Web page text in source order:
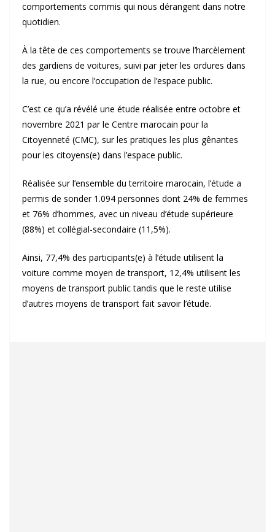
comportements commis qui nous dérangent dans notre
quotidien.
À la tête de ces comportements se trouve l’harcèlement
des gardiens de voitures, suivi par jeter les ordures dans
la rue, ou encore l’occupation de l’espace public.
C’est ce qu’a révélé une étude réalisée entre octobre et
novembre 2021 par le Centre marocain pour la
Citoyenneté (CMC), sur les pratiques les plus gênantes
pour les citoyens(e) dans l’espace public.
Réalisée sur l’ensemble du territoire marocain, l’étude a
permis de sonder 1.094 personnes dont 24% de femmes
et 76% d’hommes, avec un niveau d’étude supérieure
(88%) et collégial-secondaire (11,5%).
Ainsi, 77,4% des participants(e) à l’étude utilisent la
voiture comme moyen de transport, 12,4% utilisent les
moyens de transport public tandis que le reste utilise
d’autres moyens de transport fait savoir l’étude.